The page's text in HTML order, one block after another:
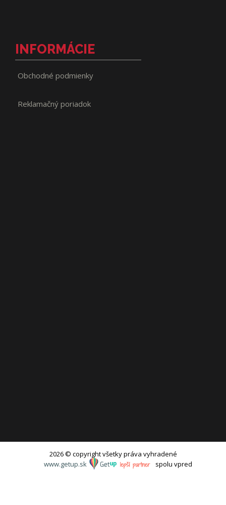
INFORMÁCIE
Obchodné podmienky
Reklamačný poriadok
2026 © copyright všetky práva vyhradené
www.getup.sk
spolu vpred